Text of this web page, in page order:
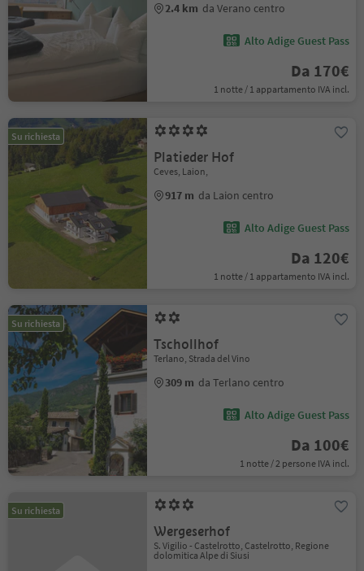
2.4 km da Verano centro
Alto Adige Guest Pass
Da 170€
1 notte / 1 appartamento IVA incl.
Su richiesta
Platieder Hof
Ceves, Laion,
917 m da Laion centro
Alto Adige Guest Pass
Da 120€
1 notte / 1 appartamento IVA incl.
Su richiesta
Tschollhof
Terlano, Strada del Vino
309 m da Terlano centro
Alto Adige Guest Pass
Da 100€
1 notte / 2 persone IVA incl.
Su richiesta
Wergeserhof
S. Vigilio - Castelrotto, Castelrotto, Regione
dolomitica Alpe di Siusi